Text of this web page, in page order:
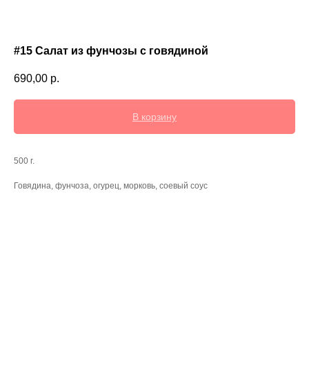
#15 Салат из фунчозы с говядиной
690,00 р.
В корзину
500 г.
Говядина, фунчоза, огурец, морковь, соевый соус